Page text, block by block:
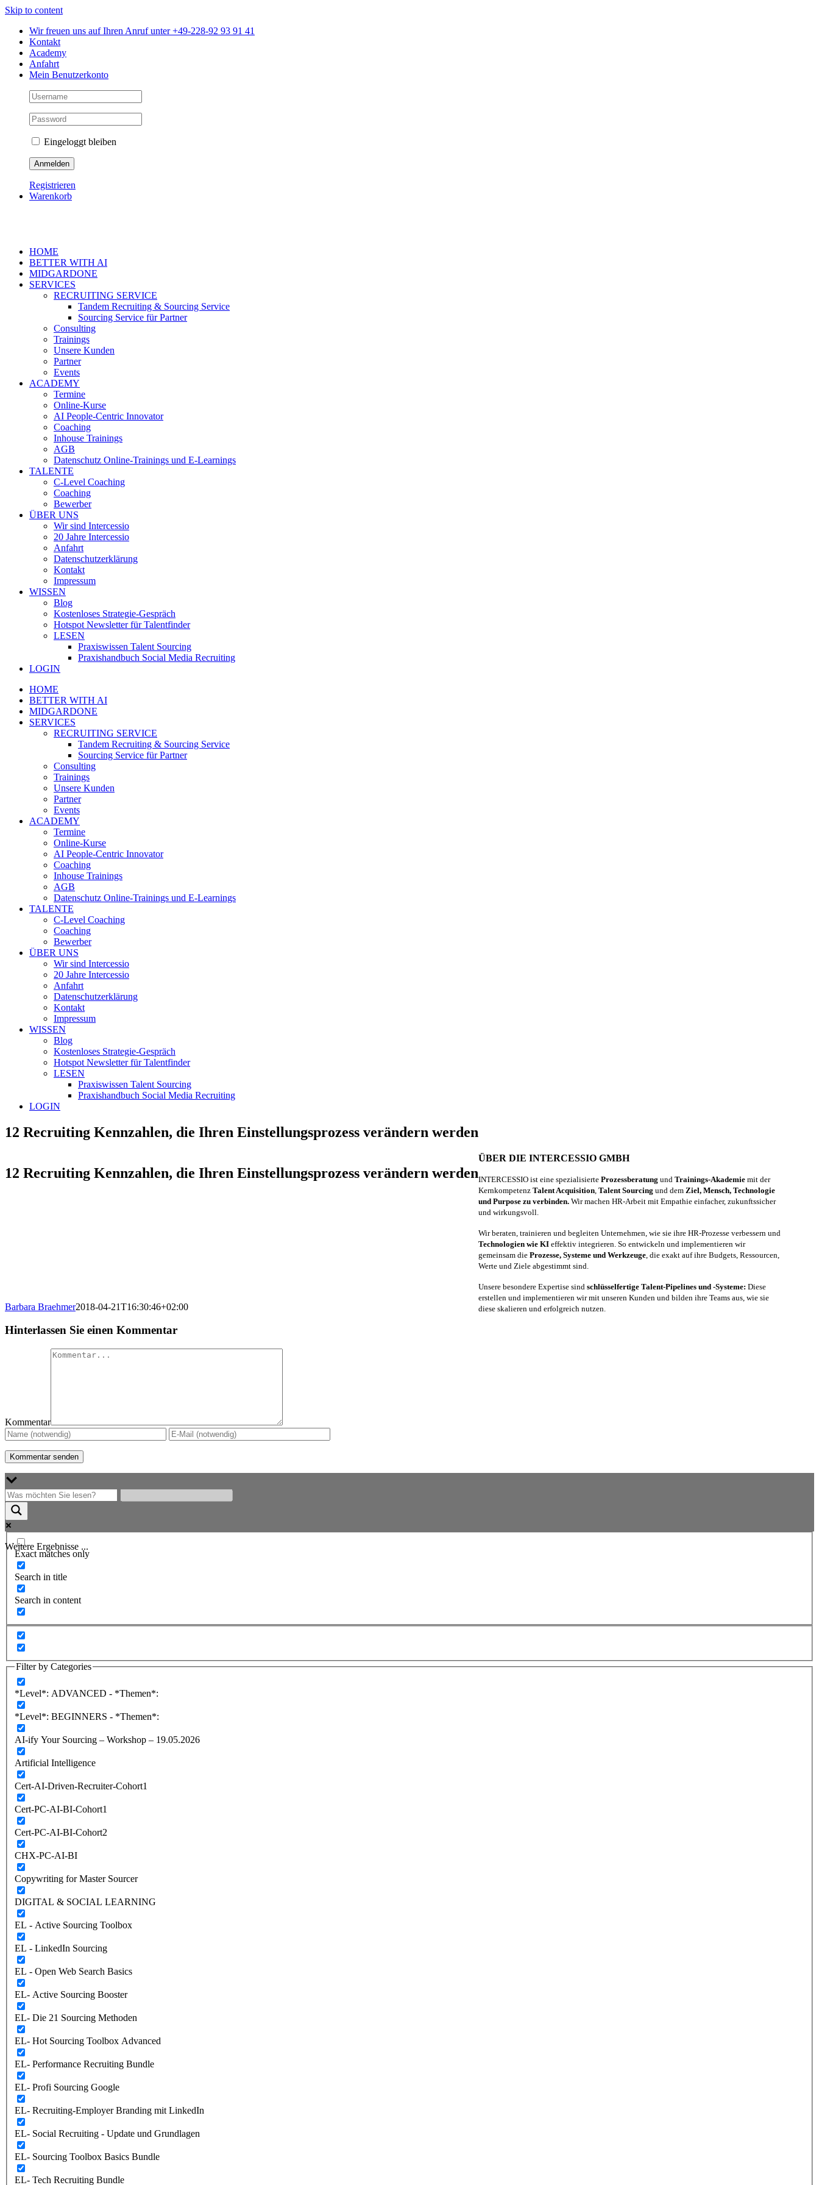
Skip to content
Wir freuen uns auf Ihren Anruf unter +49-228-92 93 91 41
Kontakt
Academy
Anfahrt
Mein Benutzerkonto
Eingeloggt bleiben
Registrieren
Warenkorb
HOME
BETTER WITH AI
MIDGARDONE
SERVICES
RECRUITING SERVICE
Tandem Recruiting & Sourcing Service
Sourcing Service für Partner
Consulting
Trainings
Unsere Kunden
Partner
Events
ACADEMY
Termine
Online-Kurse
AI People-Centric Innovator
Coaching
Inhouse Trainings
AGB
Datenschutz Online-Trainings und E-Learnings
TALENTE
C-Level Coaching
Coaching
Bewerber
ÜBER UNS
Wir sind Intercessio
20 Jahre Intercessio
Anfahrt
Datenschutzerklärung
Kontakt
Impressum
WISSEN
Blog
Kostenloses Strategie-Gespräch
Hotspot Newsletter für Talentfinder
LESEN
Praxiswissen Talent Sourcing
Praxishandbuch Social Media Recruiting
LOGIN
HOME
BETTER WITH AI
MIDGARDONE
SERVICES
RECRUITING SERVICE
Tandem Recruiting & Sourcing Service
Sourcing Service für Partner
Consulting
Trainings
Unsere Kunden
Partner
Events
ACADEMY
Termine
Online-Kurse
AI People-Centric Innovator
Coaching
Inhouse Trainings
AGB
Datenschutz Online-Trainings und E-Learnings
TALENTE
C-Level Coaching
Coaching
Bewerber
ÜBER UNS
Wir sind Intercessio
20 Jahre Intercessio
Anfahrt
Datenschutzerklärung
Kontakt
Impressum
WISSEN
Blog
Kostenloses Strategie-Gespräch
Hotspot Newsletter für Talentfinder
LESEN
Praxiswissen Talent Sourcing
Praxishandbuch Social Media Recruiting
LOGIN
12 Recruiting Kennzahlen, die Ihren Einstellungsprozess verändern werden
12 Recruiting Kennzahlen, die Ihren Einstellungsprozess verändern werden
Barbara Braehmer2018-04-21T16:30:46+02:00
Hinterlassen Sie einen Kommentar
Kommentar
Weitere Ergebnisse ...
Exact matches only
Search in title
Search in content
Filter by Categories
*Level*: ADVANCED - *Themen*:
*Level*: BEGINNERS - *Themen*:
AI-ify Your Sourcing – Workshop – 19.05.2026
Artificial Intelligence
Cert-AI-Driven-Recruiter-Cohort1
Cert-PC-AI-BI-Cohort1
Cert-PC-AI-BI-Cohort2
CHX-PC-AI-BI
Copywriting for Master Sourcer
DIGITAL & SOCIAL LEARNING
EL - Active Sourcing Toolbox
EL - LinkedIn Sourcing
EL - Open Web Search Basics
EL- Active Sourcing Booster
EL- Die 21 Sourcing Methoden
EL- Hot Sourcing Toolbox Advanced
EL- Performance Recruiting Bundle
EL- Profi Sourcing Google
EL- Recruiting-Employer Branding mit LinkedIn
EL- Social Recruiting - Update und Grundlagen
EL- Sourcing Toolbox Basics Bundle
EL- Tech Recruiting Bundle
ÜBER DIE INTERCESSIO GMBH
INTERCESSIO ist eine spezialisierte Prozessberatung und Trainings-Akademie mit der
Kernkompetenz Talent Acquisition Talent Sourcing und dem Ziel, Mensch, Technologie
und Purpose zu verbinden. Wir machen HR-Arbeit mit Empathie einfacher, zukunftssicher
und wirkungsvoll.
Wir beraten, trainieren und begleiten Unternehmen, wie sie ihre HR-Prozesse verbessern und
Technologien wie KI effektiv integrieren. So entwickeln und implementieren wir
gemeinsam die Prozesse, Systeme und Werkzeuge , die exakt auf ihre Budgets, Ressourcen,
Werte und Ziele abgestimmt sind.
Unsere besondere Expertise sind schlüsselfertige Talent-Pipelines und -Systeme: Diese
erstellen und implementieren wir mit unseren Kunden und bilden ihre Teams aus, wie sie
diese skalieren und erfolgreich nutzen.